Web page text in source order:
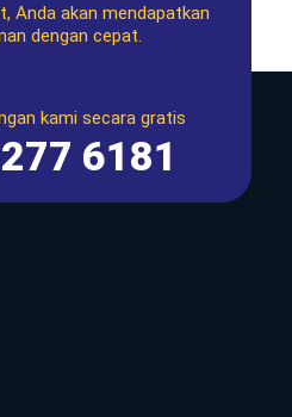
Anda akan mendapatkan
dengan cepat.
kami secara gratis
6181